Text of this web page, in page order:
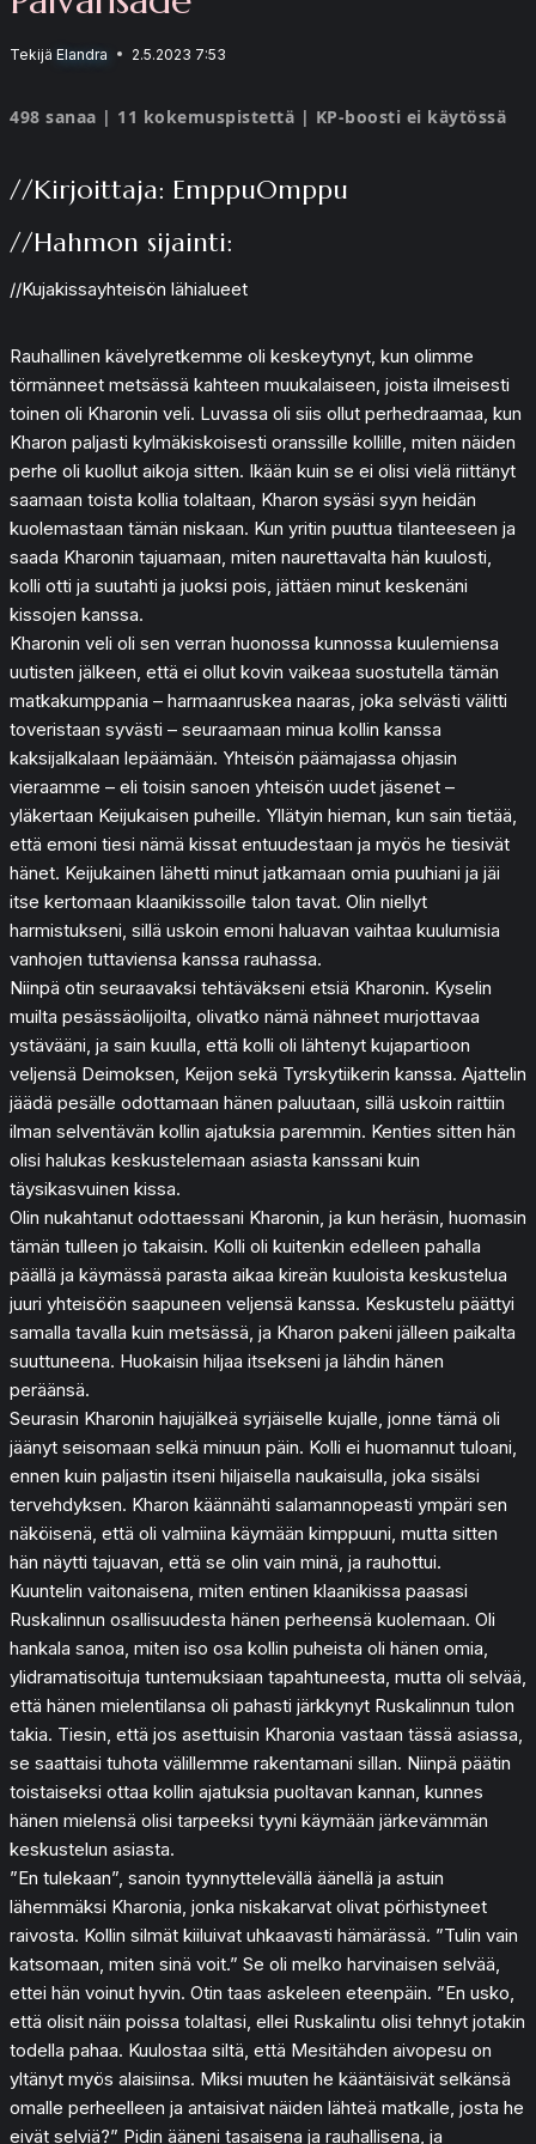
Tekijä Elandra 2.5.2023 7:53
498 sanaa | 11 kokemuspistettä | KP-boosti ei käytössä
//Kirjoittaja: EmppuOmppu
//Hahmon sijainti:
//Kujakissayhteisön lähialueet
Rauhallinen kävelyretkemme oli keskeytynyt, kun olimme
törmänneet metsässä kahteen muukalaiseen, joista ilmeisesti
toinen oli Kharonin veli. Luvassa oli siis ollut perhedraamaa, kun
Kharon paljasti kylmäkiskoisesti oranssille kollille, miten näiden
perhe oli kuollut aikoja sitten. Ikään kuin se ei olisi vielä riittänyt
saamaan toista kollia tolaltaan, Kharon sysäsi syyn heidän
kuolemastaan tämän niskaan. Kun yritin puuttua tilanteeseen ja
saada Kharonin tajuamaan, miten naurettavalta hän kuulosti,
kolli otti ja suutahti ja juoksi pois, jättäen minut keskenäni
kissojen kanssa.
Kharonin veli oli sen verran huonossa kunnossa kuulemiensa
uutisten jälkeen, että ei ollut kovin vaikeaa suostutella tämän
matkakumppania – harmaanruskea naaras, joka selvästi välitti
toveristaan syvästi – seuraamaan minua kollin kanssa
kaksijalkalaan lepäämään. Yhteisön päämajassa ohjasin
vieraamme – eli toisin sanoen yhteisön uudet jäsenet –
yläkertaan Keijukaisen puheille. Yllätyin hieman, kun sain tietää,
että emoni tiesi nämä kissat entuudestaan ja myös he tiesivät
hänet. Keijukainen lähetti minut jatkamaan omia puuhiani ja jäi
itse kertomaan klaanikissoille talon tavat. Olin niellyt
harmistukseni, sillä uskoin emoni haluavan vaihtaa kuulumisia
vanhojen tuttaviensa kanssa rauhassa.
Niinpä otin seuraavaksi tehtäväkseni etsiä Kharonin. Kyselin
muilta pesässäolijoilta, olivatko nämä nähneet murjottavaa
ystävääni, ja sain kuulla, että kolli oli lähtenyt kujapartioon
veljensä Deimoksen, Keijon sekä Tyrskytiikerin kanssa. Ajattelin
jäädä pesälle odottamaan hänen paluutaan, sillä uskoin raittiin
ilman selventävän kollin ajatuksia paremmin. Kenties sitten hän
olisi halukas keskustelemaan asiasta kanssani kuin
täysikasvuinen kissa.
Olin nukahtanut odottaessani Kharonin, ja kun heräsin, huomasin
tämän tulleen jo takaisin. Kolli oli kuitenkin edelleen pahalla
päällä ja käymässä parasta aikaa kireän kuuloista keskustelua
juuri yhteisöön saapuneen veljensä kanssa. Keskustelu päättyi
samalla tavalla kuin metsässä, ja Kharon pakeni jälleen paikalta
suuttuneena. Huokaisin hiljaa itsekseni ja lähdin hänen
peräänsä.
Seurasin Kharonin hajujälkeä syrjäiselle kujalle, jonne tämä oli
jäänyt seisomaan selkä minuun päin. Kolli ei huomannut tuloani,
ennen kuin paljastin itseni hiljaisella naukaisulla, joka sisälsi
tervehdyksen. Kharon käännähti salamannopeasti ympäri sen
näköisenä, että oli valmiina käymään kimppuuni, mutta sitten
hän näytti tajuavan, että se olin vain minä, ja rauhottui.
Kuuntelin vaitonaisena, miten entinen klaanikissa paasasi
Ruskalinnun osallisuudesta hänen perheensä kuolemaan. Oli
hankala sanoa, miten iso osa kollin puheista oli hänen omia,
ylidramatisoituja tuntemuksiaan tapahtuneesta, mutta oli selvää,
että hänen mielentilansa oli pahasti järkkynyt Ruskalinnun tulon
takia. Tiesin, että jos asettuisin Kharonia vastaan tässä asiassa,
se saattaisi tuhota välillemme rakentamani sillan. Niinpä päätin
toistaiseksi ottaa kollin ajatuksia puoltavan kannan, kunnes
hänen mielensä olisi tarpeeksi tyyni käymään järkevämmän
keskustelun asiasta.
”En tulekaan”, sanoin tyynnyttelevällä äänellä ja astuin
lähemmäksi Kharonia, jonka niskakarvat olivat pörhistyneet
raivosta. Kollin silmät kiiluivat uhkaavasti hämärässä. ”Tulin vain
katsomaan, miten sinä voit.” Se oli melko harvinaisen selvää,
ettei hän voinut hyvin. Otin taas askeleen eteenpäin. ”En usko,
että olisit näin poissa tolaltasi, ellei Ruskalintu olisi tehnyt jotakin
todella pahaa. Kuulostaa siltä, että Mesitähden aivopesu on
yltänyt myös alaisiinsa. Miksi muuten he kääntäisivät selkänsä
omalle perheelleen ja antaisivat näiden lähteä matkalle, josta he
eivät selviä?” Pidin ääneni tasaisena ja rauhallisena, ja